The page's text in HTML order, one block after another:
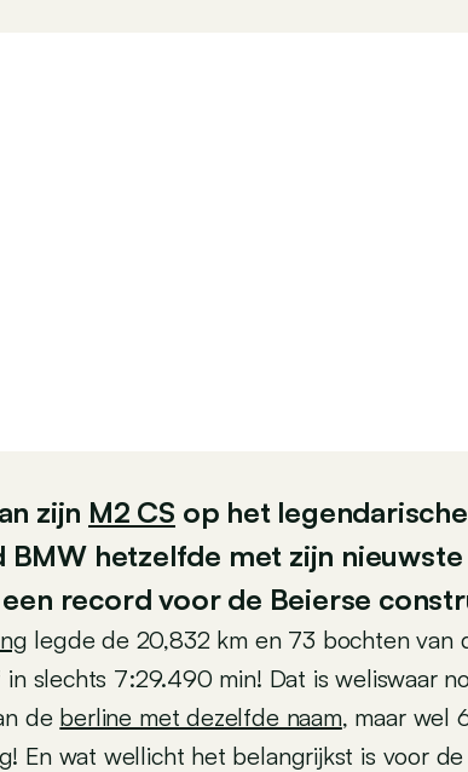
zijn M2 CS op het
BMW hetzelfde met zijn
record voor de Beierse
legde de 20,832 km en 73 bochten van
slechts 7:29.490 min! Dat is weliswaar
de berline met dezelfde naam, maar wel
! En wat wellicht het belangrijkst is voor